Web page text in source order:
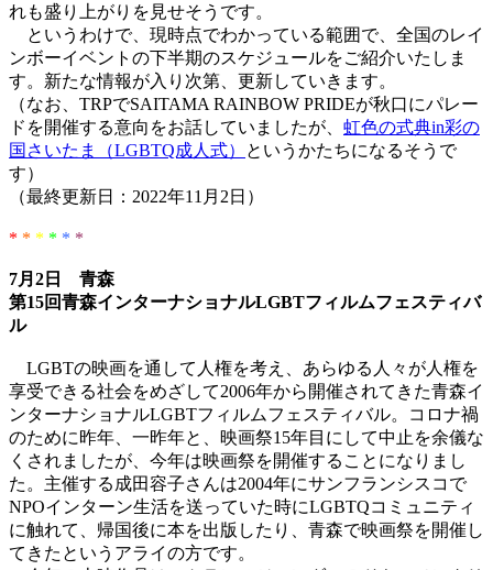
れも盛り上がりを見せそうです。
というわけで、現時点でわかっている範囲で、全国のレイ
ンボーイベントの下半期のスケジュールをご紹介いたしま
す。新たな情報が入り次第、更新していきます。
（なお、TRPでSAITAMA RAINBOW PRIDEが秋口にパレー
ドを開催する意向をお話していましたが、 虹色の式典in彩の
国さいたま（LGBTQ成人式）
というかたちになるそうで
す）
（最終更新日：2022年11月2日）
* * * * * *
7月2日 青森
第15回青森インターナショナルLGBTフィルムフェスティバ
ル
LGBTの映画を通して人権を考え、あらゆる人々が人権を
享受できる社会をめざして2006年から開催されてきた青森イ
ンターナショナルLGBTフィルムフェスティバル。コロナ禍
のために昨年、一昨年と、映画祭15年目にして中止を余儀な
くされましたが、今年は映画祭を開催することになりまし
た。主催する成田容子さんは2004年にサンフランシスコで
NPOインターン生活を送っていた時にLGBTQコミュニティ
に触れて、帰国後に本を出版したり、青森で映画祭を開催し
てきたというアライの方です。